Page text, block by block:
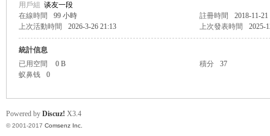
用戶組 谈友一段
在線時間
99 小時 註冊時間
2018-11-21
上次活動時間
2026-3-26 21:13 上次發表時間 2025-
統計信息
已用空間
0 B 積分
37
蚁鼻钱
0
Powered by Discuz! X3.4
© 2001-2017 Comsenz Inc.